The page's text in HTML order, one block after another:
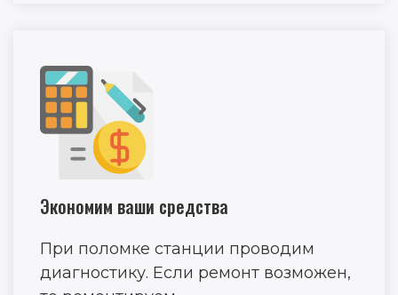
Экономим ваши средства
При поломке станции проводим
диагностику. Если ремонт возможен,